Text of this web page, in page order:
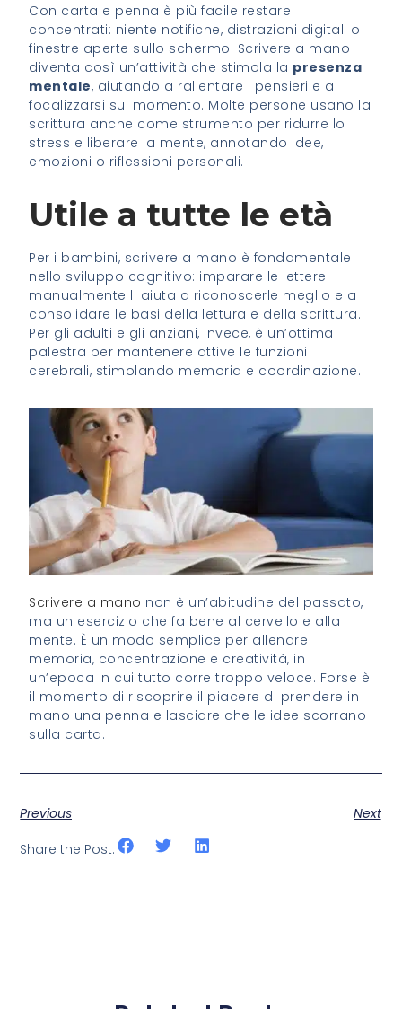
Con carta e penna è più facile restare
concentrati: niente notifiche, distrazioni digitali o
finestre aperte sullo schermo. Scrivere a mano
diventa così un’attività che stimola la presenza
mentale, aiutando a rallentare i pensieri e a
focalizzarsi sul momento. Molte persone usano la
scrittura anche come strumento per ridurre lo
stress e liberare la mente, annotando idee,
emozioni o riflessioni personali.
Utile a tutte le età
Per i bambini, scrivere a mano è fondamentale
nello sviluppo cognitivo: imparare le lettere
manualmente li aiuta a riconoscerle meglio e a
consolidare le basi della lettura e della scrittura.
Per gli adulti e gli anziani, invece, è un’ottima
palestra per mantenere attive le funzioni
cerebrali, stimolando memoria e coordinazione.
Scrivere a mano non è un’abitudine del passato,
ma un esercizio che fa bene al cervello e alla
mente. È un modo semplice per allenare
memoria, concentrazione e creatività, in
un’epoca in cui tutto corre troppo veloce. Forse è
il momento di riscoprire il piacere di prendere in
mano una penna e lasciare che le idee scorrano
sulla carta.
Previous
Next
Share the Post: